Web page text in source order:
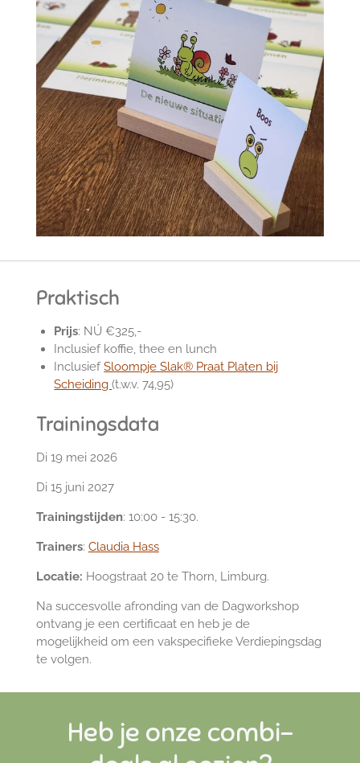
Praktisch
Prijs: NÚ €325,-
Inclusief koffie, thee en lunch
Inclusief Sloompje Slak® Praat Platen bij
Scheiding(t.w.v. 74,95)
Trainingsdata
Di 19 mei 2026
Di 15 juni 2027
Trainingstijden: 10:00 - 15:30.
Trainers: Claudia Hass
Locatie: Hoogstraat 20 te Thorn, Limburg.
Na succesvolle afronding van de Dagworkshop
ontvang je een certificaat en heb je de
mogelijkheid om een vakspecifieke Verdiepingsdag
te volgen.
Heb je onze combi-